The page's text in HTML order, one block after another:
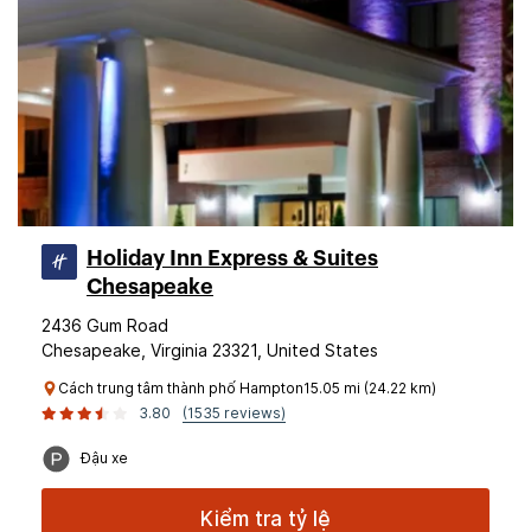
Holiday Inn Express & Suites
Chesapeake
2436 Gum Road
Chesapeake, Virginia 23321, United States
Cách trung tâm thành phố Hampton15.05 mi (24.22 km)
3.80
(1535 reviews)
Đậu xe
Kiểm tra tỷ lệ